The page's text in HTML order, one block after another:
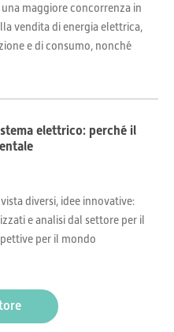
maggiore concorrenza in
vendita di energia elettrica,
e di consumo, nonché
elettrico: perché il
diversi, idee innovative:
e analisi dal settore per il
per il mondo